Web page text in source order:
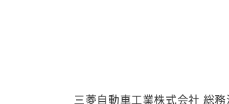
三菱自動車工業株式会社 総